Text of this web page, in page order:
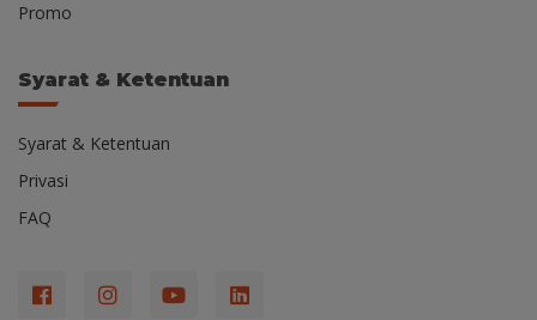
Promo
Syarat & Ketentuan
Syarat & Ketentuan
Privasi
FAQ